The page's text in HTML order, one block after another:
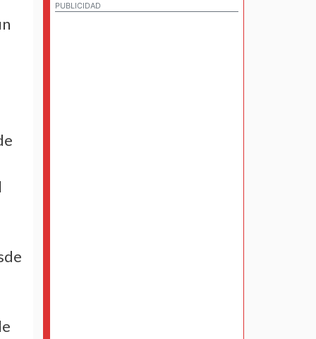
PUBLICIDAD